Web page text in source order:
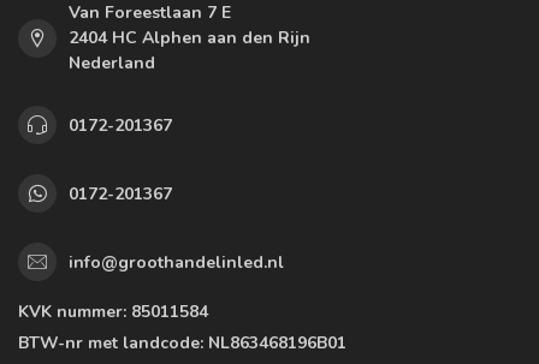
Van Foreestlaan 7 E
2404 HC Alphen aan den Rijn
Nederland
0172-201367
0172-201367
info@groothandelinled.nl
KVK nummer: 85011584
BTW-nr met landcode: NL863468196B01